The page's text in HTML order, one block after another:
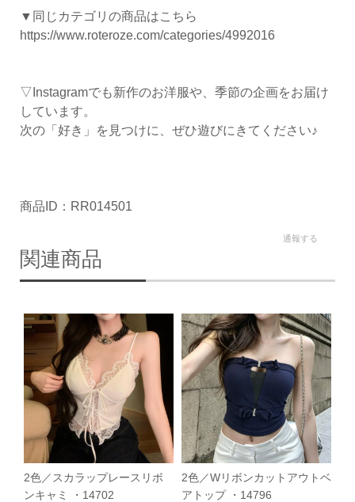
▼同じカテゴリの商品はこちら
https://www.roteroze.com/categories/4992016
▽Instagramでも新作のお洋服や、季節の企画をお届け
しています。
次の「好き」を見つけに、ぜひ遊びにきてください♪
商品ID：RR014501
通報する
関連商品
2色／スカラップレースリボ
ンキャミ ・14702
2色／Wリボンカットアウトベ
アトップ ・14796